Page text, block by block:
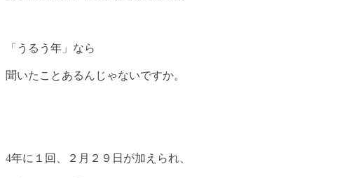
「うるう年」なら
聞いたことあるんじゃないですか。
4年に１回、２月２９日が加えられ、